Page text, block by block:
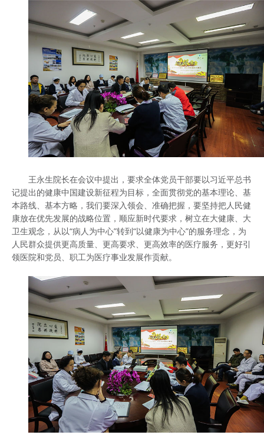
王永生院长在会议中提出，要求全体党员干部要以习近平总书
记提出的健康中国建设新征程为目标，全面贯彻党的基本理论、基
本路线、基本方略，我们要深入领会、准确把握，要坚持把人民健
康放在优先发展的战略位置，顺应新时代要求，树立在大健康、大
卫生观念，从以“病人为中心”转到“以健康为中心”的服务理念，为
人民群众提供更高质量、更高要求、更高效率的医疗服务，更好引
领医院和党员、职工为医疗事业发展作贡献。